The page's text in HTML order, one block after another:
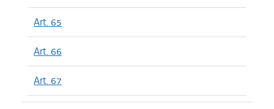
Art. 65
Art. 66
Art. 67